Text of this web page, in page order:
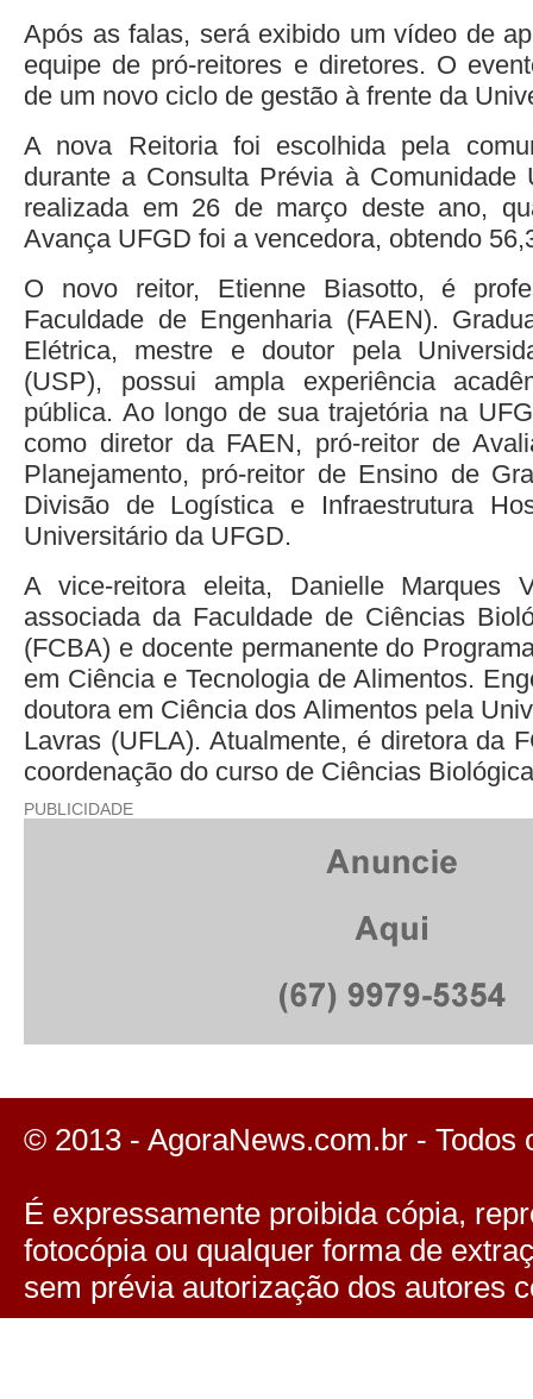
Após as falas, será exibido um vídeo de
equipe de pró-reitores e diretores. O
de um novo ciclo de gestão à frente da
A nova Reitoria foi escolhida pela
durante a Consulta Prévia à Comunidade
realizada em 26 de março deste ano,
Avança UFGD foi a vencedora, obtendo
O novo reitor, Etienne Biasotto, é
Faculdade de Engenharia (FAEN).
Elétrica, mestre e doutor pela
(USP), possui ampla experiência
pública. Ao longo de sua trajetória na
como diretor da FAEN, pró-reitor de
Planejamento, pró-reitor de Ensino de
Divisão de Logística e Infraestrutura
Universitário da UFGD.
A vice-reitora eleita, Danielle Marques
associada da Faculdade de Ciências
(FCBA) e docente permanente do
em Ciência e Tecnologia de Alimentos.
doutora em Ciência dos Alimentos pela
Lavras (UFLA). Atualmente, é diretora da
coordenação do curso de Ciências
PUBLICIDADE
© 2013 - AgoraNews.com.br - Todos
É expressamente proibida cópia,
fotocópia ou qualquer forma de
sem prévia autorização dos autores